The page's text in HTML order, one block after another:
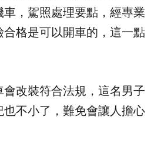
，駕照處理要點，經專業
格是可以開車的，這一點
改裝符合法規，這名男子
不小了，難免會讓人擔心